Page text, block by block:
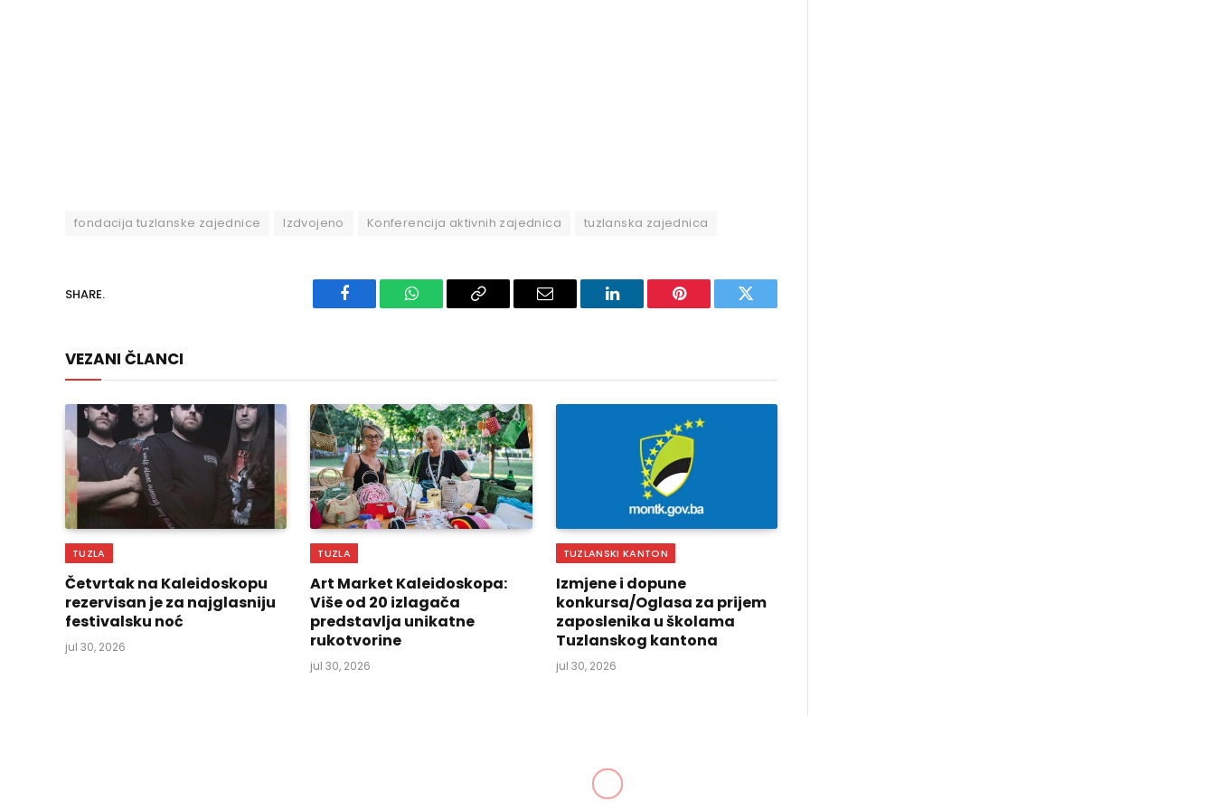
fondacija tuzlanske zajednice Izdvojeno Konferencija aktivnih zajednica tuzlanska zajednica
SHARE.
Facebook WhatsAppCopy
Email LinkedIn Pinterest Twitter
VEZANI ČLANCI
TUZLA
Četvrtak na Kaleidoskopu
rezervisan je za najglasniju
festivalsku noć
jul 30, 2026
TUZLA
Art Market Kaleidoskopa:
Više od 20 izlagača
predstavlja unikatne
rukotvorine
jul 30, 2026
TUZLANSKI KANTON
Izmjene i dopune
konkursa/Oglasa za prijem
zaposlenika u školama
Tuzlanskog kantona
jul 30, 2026